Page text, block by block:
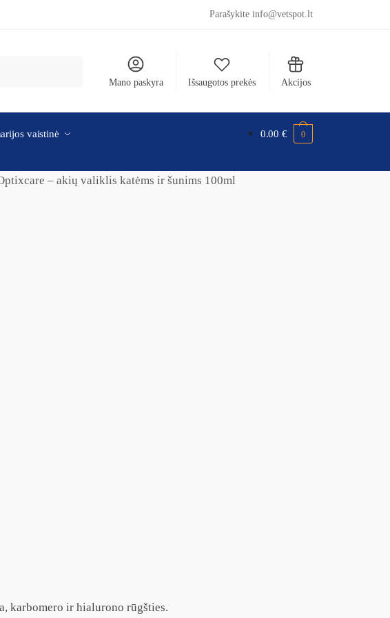
Parašykite info@vetspot.lt
Mano paskyra Išsaugotos prekės Akcijos
vaistinė 0.00€ 0
– akių valiklis katėms ir šunims 100ml
karbomero ir hialurono rūgšties.